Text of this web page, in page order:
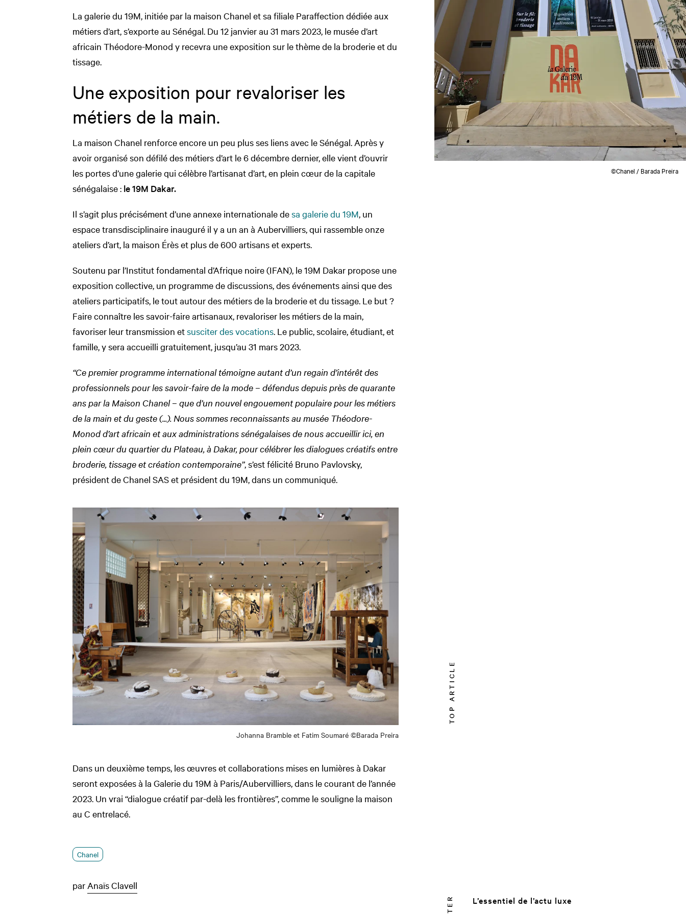
La galerie du 19M, initiée par la maison Chanel et sa filiale Paraffection dédiée aux
métiers d’art, s’exporte au Sénégal. Du 12 janvier au 31 mars 2023, le musée d’art
africain Théodore-Monod y recevra une exposition sur le thème de la broderie et du
tissage.
Une exposition pour revaloriser les
métiers de la main.
La maison Chanel renforce encore un peu plus ses liens avec le Sénégal. Après y
avoir organisé son défilé des métiers d’art le 6 décembre dernier, elle vient d’ouvrir
les portes d’une galerie qui célèbre l’artisanat d’art, en plein cœur de la capitale
sénégalaise : le 19M Dakar.
Il s’agit plus précisément d’une annexe internationale desa galerie du 19M , un
espace transdisciplinaire inauguré il y a un an à Aubervilliers, qui rassemble onze
ateliers d’art, la maison Érès et plus de 600 artisans et experts.
Soutenu par l’Institut fondamental d’Afrique noire (IFAN), le 19M Dakar propose une
exposition collective, un programme de discussions, des événements ainsi que des
ateliers participatifs, le tout autour des métiers de la broderie et du tissage. Le but ?
Faire connaître les savoir-faire artisanaux, revaloriser les métiers de la main,
favoriser leur transmission etsusciter des vocations . Le public, scolaire, étudiant, et
famille, y sera accueilli gratuitement, jusqu’au 31 mars 2023.
“Ce premier programme international témoigne autant d’un regain d’intérêt des
professionnels pour les savoir-faire de la mode – défendus depuis près de quarante
ans par la Maison Chanel – que d’un nouvel engouement populaire pour les métiers
de la main et du geste (...). Nous sommes reconnaissants au musée Théodore-
Monod d’art africain et aux administrations sénégalaises de nous accueillir ici, en
plein cœur du quartier du Plateau, à Dakar, pour célébrer les dialogues créatifs entre
broderie, tissage et création contemporaine”, s’est félicité Bruno Pavlovsky,
président de Chanel SAS et président du 19M, dans un communiqué.
Johanna Bramble et Fatim Soumaré ©Barada Preira
Dans un deuxième temps, les œuvres et collaborations mises en lumières à Dakar
seront exposées à la Galerie du 19M à Paris/Aubervilliers, dans le courant de l’année
2023. Un vrai “dialogue créatif par-delà les frontières”, comme le souligne la maison
au C entrelacé.
Chanel
par Anaïs Clavell
©Chanel / Barada Preira
TOP ARTICLE
L’essentiel de l’actu luxe